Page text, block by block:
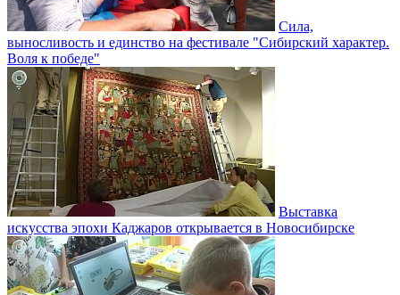
Сила,
выносливость и единство на фестивале "Сибирский характер.
Воля к победе"
Выставка
искусства эпохи Каджаров открывается в Новосибирске